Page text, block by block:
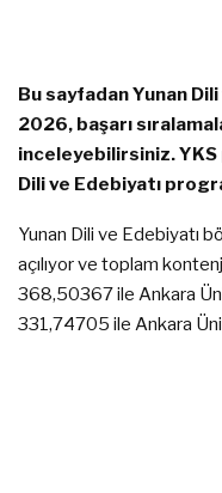
Bu sayfadan Yunan
2026, başarı
inceleyebilirsiniz. YKS
Dili ve Edebiyatı
Yunan Dili ve Edebiyatı
açılıyor ve toplam
368,50367 ile Ankara
331,74705 ile Ankara